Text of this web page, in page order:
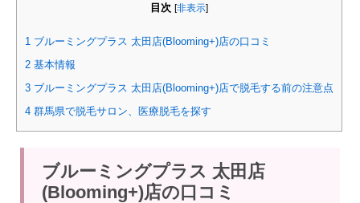
目次 [非表示]
1 ブルーミングプラス 太田店(Blooming+)店の口コミ
2 基本情報
3 ブルーミングプラス 太田店(Blooming+)店で脱毛する前の注意点
4 群馬県で脱毛サロン、医療脱毛を探す
ブルーミングプラス 太田店
(Blooming+)店の口コミ